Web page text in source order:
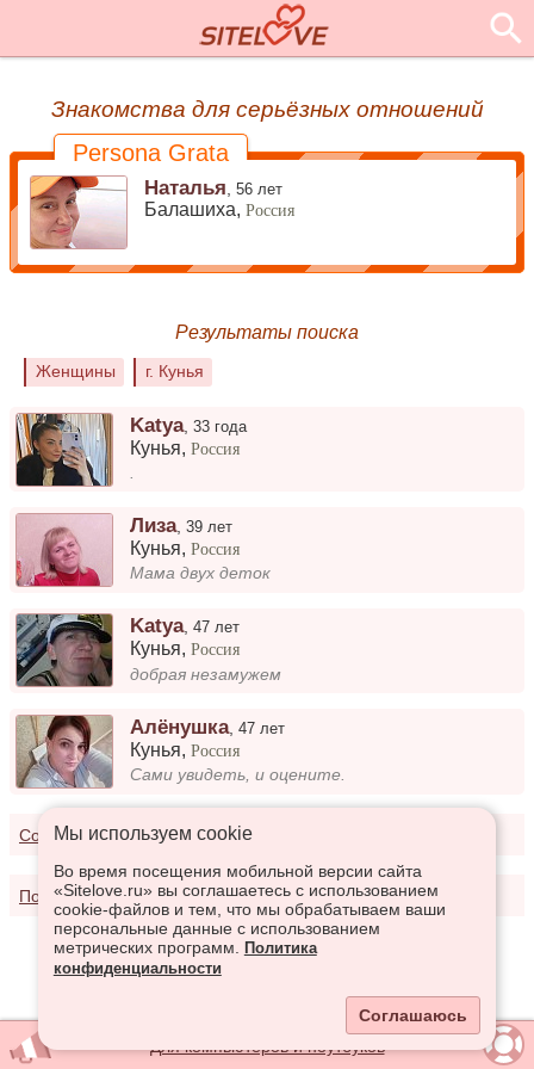
Знакомства для серьёзных отношений
Persona Grata
Наталья ,56 лет
Балашиха,Россия
Результаты поиска
Женщины г. Кунья
Katya,33 года
Кунья,Россия
Лиза,39 лет
Кунья,Россия
Мама двух деток
Katya,47 лет
Кунья,Россия
добрая незамужем
Алёнушка,47 лет
Кунья,Россия
Сами увидеть, и оцените.
Соглашение о предоставлении услуг
Политика конфиденциальности
Мы используем сookie
Во время посещения мобильной версии сайта
«Sitelove.ru» вы соглашаетесь с использованием
cookie-файлов и тем, что мы обрабатываем ваши
персональные данные с использованием
метрических программ.
Политика
конфиденциальности
Соглашаюсь
Для компьютеров и ноутбуков